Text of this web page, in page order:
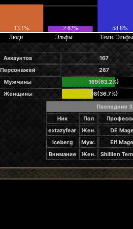
Аккаунтов 167
Персонажей
267
Мужчины
169(63.2%)
Женщины
98(36.7%)
Последние
Ник
Пол
extazyfear
Жен. DE Mage
Iceberg
Муж. Elf Mage
Внимание
Жен. Shillien